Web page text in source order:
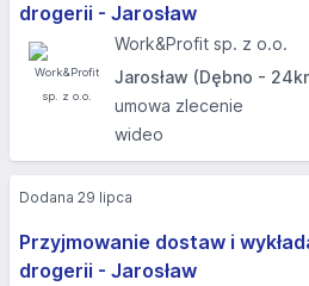
drogerii - Jarosław
Work&Profit sp. z o.o.
Jarosław (Dębno -
umowa zlecenie
wideo
Przyjmowanie dostaw i
drogerii - Jarosław
Dodana 29 lipca